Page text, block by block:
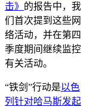
击》 的报告中，我
们首次提到这些网
络活动，并在第四
季度期间继续监控
有关活动。
“铁剑”行动是以色
列针对哈马斯发起